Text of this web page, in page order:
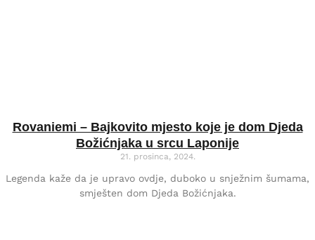
Rovaniemi – Bajkovito mjesto koje je dom Djeda
Božićnjaka u srcu Laponije
21. prosinca, 2024.
Legenda kaže da je upravo ovdje, duboko u snježnim šumama,
smješten dom Djeda Božićnjaka.